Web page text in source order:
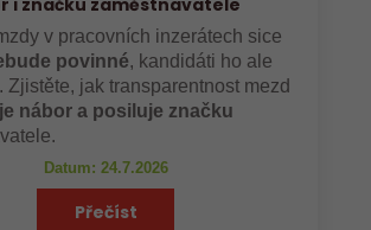
i značku zaměstnavatele
v pracovních inzerátech sice
povinné, kandidáti ho ale
Zjistěte, jak transparentnost mezd
nábor a posiluje značku
Datum: 24.7.2026
Přečíst